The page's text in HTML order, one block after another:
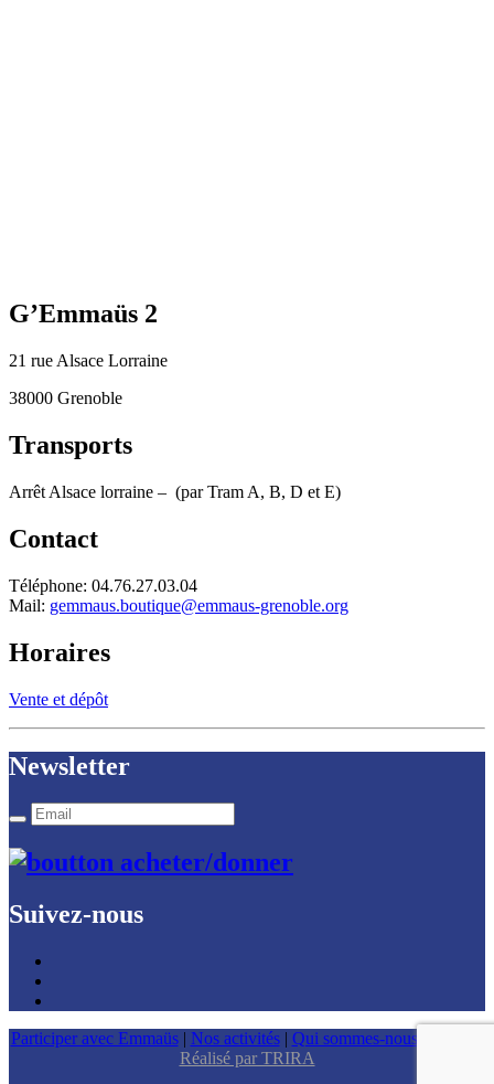
G’Emmaüs 2
21 rue Alsace Lorraine
38000 Grenoble
Transports
Arrêt Alsace lorraine – (par Tram A, B, D et E)
Contact
Téléphone: 04.76.27.03.04
Mail: gemmaus.boutique@emmaus-grenoble.org
Horaires
Vente et dépôt
Newsletter
Suivez-nous
Participer avec Emmaüs| Nos activités| Qui sommes-nous
Réalisé par TRIRA